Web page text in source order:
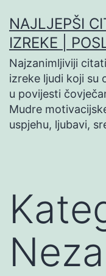
na
sadržaj
NAJLJEPŠI
IZREKE |
Najzanimljiviji
izreke ljudi koji su
u povijesti
Mudre
uspjehu, ljubavi,